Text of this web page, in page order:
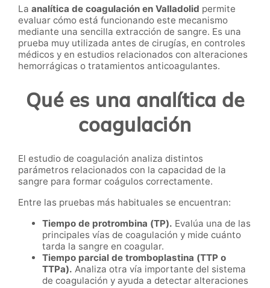
La analítica de coagulación en Valladolid permite
evaluar cómo está funcionando este mecanismo
mediante una sencilla extracción de sangre. Es una
prueba muy utilizada antes de cirugías, en controles
médicos y en estudios relacionados con alteraciones
hemorrágicas o tratamientos anticoagulantes.
Qué es una analítica de
coagulación
El estudio de coagulación analiza distintos
parámetros relacionados con la capacidad de la
sangre para formar coágulos correctamente.
Entre las pruebas más habituales se encuentran:
Tiempo de protrombina (TP). Evalúa una de las
principales vías de coagulación y mide cuánto
tarda la sangre en coagular.
Tiempo parcial de tromboplastina (TTP o
TTPa). Analiza otra vía importante del sistema
de coagulación y ayuda a detectar alteraciones